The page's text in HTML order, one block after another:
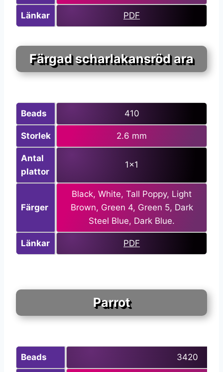
Länkar PDF
Färgad scharlakansröd ara
Beads 410
Storlek 2.6 mm
Antal
plattor
1×1
Färger
Black, White, Tall Poppy, Light
Brown, Green 4, Green 5, Dark
Steel Blue, Dark Blue.
Länkar PDF
Parrot
Beads 3420